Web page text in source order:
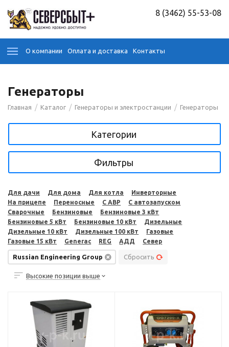
8 (3462) 55-53-08
О компании Оплата и доставка Контакты
Генераторы
Главная / Каталог / Генераторы и электростанции / Генераторы
Категории
Фильтры
Для дачи Для дома Для котла
Инверторные
На прицепе
Переносные С АВР
С автозапуском
Сварочные
Бензиновые
Бензиновые 3 кВт
Бензиновые 5 кВт
Бензиновые 10 кВт
Дизельные
Дизельные 10 кВт
Дизельные 100 кВт
Газовые
Газовые 15 кВт
Generac REG АДД Север
Russian Engineering Group Сбросить
Высокие позиции выше